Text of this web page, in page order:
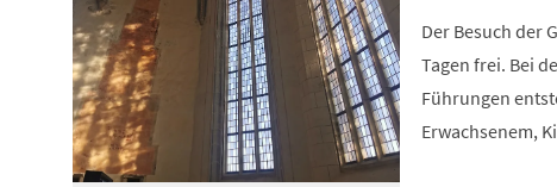
Der Besuch der
Tagen frei. Bei
Führungen
Erwachsenem,